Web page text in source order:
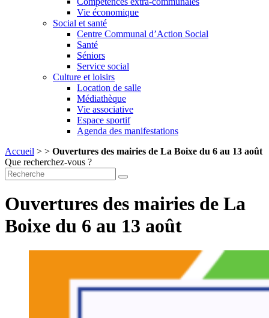
Vie économique
Social et santé
Centre Communal d’Action Social
Santé
Séniors
Service social
Culture et loisirs
Location de salle
Médiathèque
Vie associative
Espace sportif
Agenda des manifestations
Accueil > > Ouvertures des mairies de La Boixe du 6 au 13 août
Que recherchez-vous ?
Ouvertures des mairies de La
Boixe du 6 au 13 août